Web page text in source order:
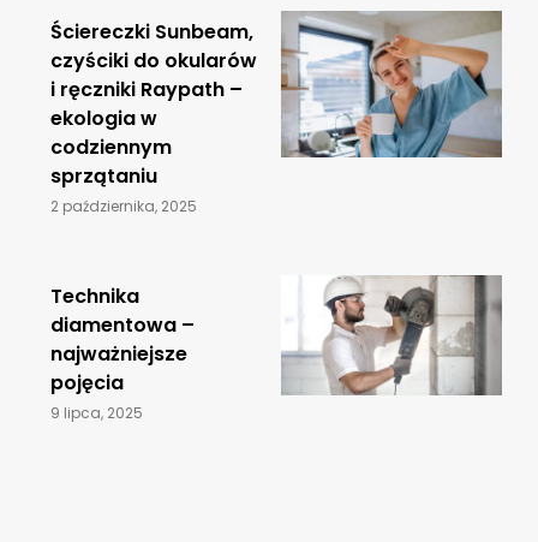
Ściereczki Sunbeam,
czyściki do okularów
i ręczniki Raypath –
ekologia w
codziennym
sprzątaniu
2 października, 2025
​Technika
diamentowa –
najważniejsze
pojęcia
9 lipca, 2025